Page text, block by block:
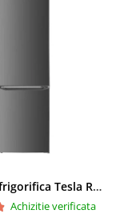
Combina frigorifica Tesla RC2600HXE, 262 l, Clasa E, Iluminare LED, dezghetare automata frigider, H 180 cm, Inox
Achizitie verificata